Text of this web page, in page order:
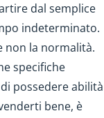
dal semplice
indeterminato.
non la normalità.
specifiche
possedere abilità
bene, è